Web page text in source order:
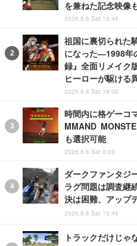
を兼ねた記念映像
2026.8.8 Sat 16:45
祖国に裏切られた
になった―1998年
録』全面リメイク
ヒーローが駆ける
2026.8.8 Sat 18:00
時間内に格ゲーコ
MMAND
も選択可能
2026.8.8 Sat 0:30
ダークファンタジ
ラグ問題は調査継
決は困難、アップ
2026.8.8 Sat 15:45
トラックだけじゃ